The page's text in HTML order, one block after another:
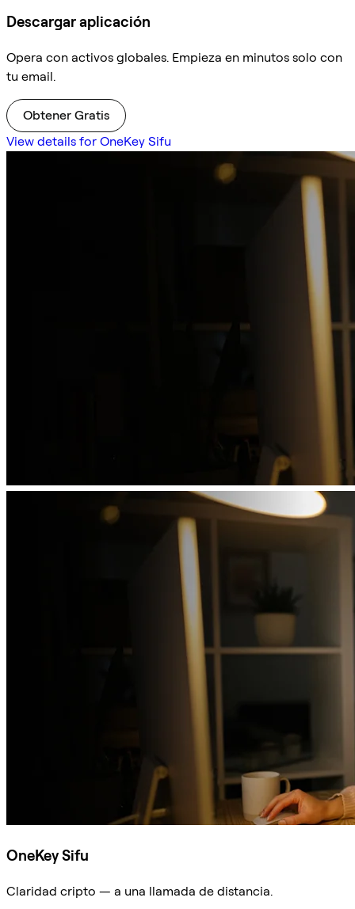
Descargar aplicación
Opera con activos globales. Empieza en minutos solo con
tu email.
Obtener Gratis
View details for OneKey Sifu
OneKey Sifu
Claridad cripto — a una llamada de distancia.